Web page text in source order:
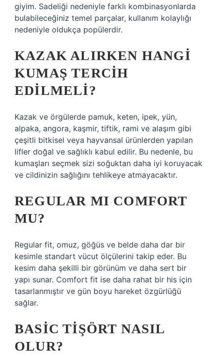
giyim. Sadeliği nedeniyle farklı kombinasyonlarda
bulabileceğiniz temel parçalar, kullanım kolaylığı
nedeniyle oldukça popülerdir.
KAZAK ALIRKEN HANGI
KUMAŞ TERCIH
EDILMELI?
Kazak ve örgülerde pamuk, keten, ipek, yün,
alpaka, angora, kaşmir, tiftik, rami ve alaşım gibi
çeşitli bitkisel veya hayvansal ürünlerden yapılan
lifler doğal ve sağlıklı kabul edilir. Bu nedenle, bu
kumaşları seçmek sizi soğuktan daha iyi koruyacak
ve cildinizin sağlığını tehlikeye atmayacaktır.
REGULAR MI COMFORT
MU?
Regular fit, omuz, göğüs ve belde daha dar bir
kesimle standart vücut ölçülerini takip eder. Bu
kesim daha şekilli bir görünüm ve daha sert bir
yapı sunar. Comfort fit ise daha rahat bir his için
tasarlanmıştır ve gün boyu hareket özgürlüğü
sağlar.
BASIC TIŞÖRT NASIL
OLUR?